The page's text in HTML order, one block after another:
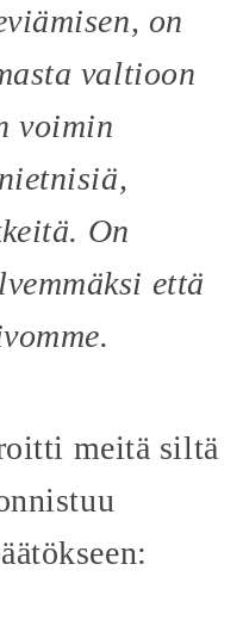
on
valtioon
voimin
On
että
meitä siltä